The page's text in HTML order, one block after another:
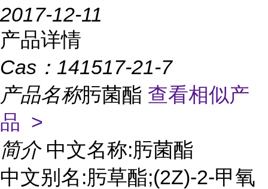
2017-12-11
产品详情
Cas： 141517-21-7
产品名称肟菌酯 查看相似产
品 >
简介 中文名称:肟菌酯
中文别名:肟草酯;(2Z)-2-甲氧